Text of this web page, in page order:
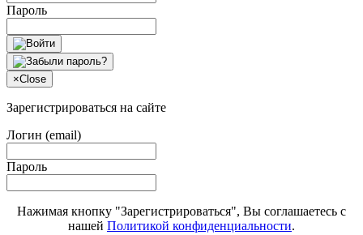
Пароль
×Close
Зарегистрироваться на сайте
Логин (email)
Пароль
Нажимая кнопку "Зарегистрироваться", Вы соглашаетесь с
нашей Политикой конфиденциальности.